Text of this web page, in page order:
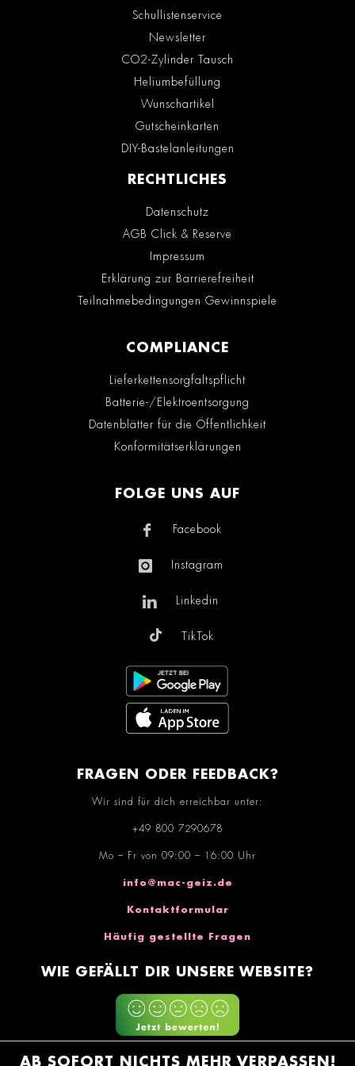
Schullistenservice
Newsletter
CO2-Zylinder Tausch
Heliumbefüllung
Wunschartikel
Gutscheinkarten
DIY-Bastelanleitungen
RECHTLICHES
Datenschutz
AGB Click & Reserve
Impressum
Erklärung zur Barrierefreiheit
Teilnahmebedingungen Gewinnspiele
COMPLIANCE
Lieferkettensorgfaltspflicht
Batterie-/Elektroentsorgung
Datenblätter für die Öffentlichkeit
Konformitätserklärungen
FOLGE UNS AUF
Facebook
Instagram
Linkedin
TikTok
FRAGEN ODER FEEDBACK?
Wir sind für dich erreichbar unter:
+49 800 7290678
Mo – Fr von 09:00 – 16:00 Uhr
info@mac-geiz.de
Kontaktformular
Häufig gestellte Fragen
WIE GEFÄLLT DIR UNSERE WEBSITE?
AB SOFORT NICHTS MEHR VERPASSEN!